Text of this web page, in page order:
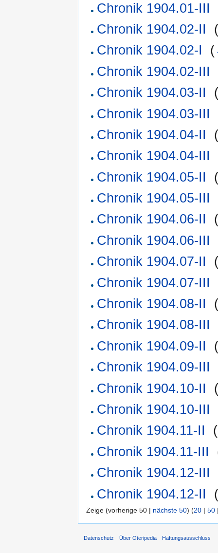
Chronik 1904.01-III
Chronik 1904.02-II
Chronik 1904.02-I
(
Chronik 1904.02-III
Chronik 1904.03-II
Chronik 1904.03-III
Chronik 1904.04-II
Chronik 1904.04-III
Chronik 1904.05-II
Chronik 1904.05-III
Chronik 1904.06-II
Chronik 1904.06-III
Chronik 1904.07-II
Chronik 1904.07-III
Chronik 1904.08-II
Chronik 1904.08-III
Chronik 1904.09-II
Chronik 1904.09-III
Chronik 1904.10-II
Chronik 1904.10-III
Chronik 1904.11-II
(
Chronik 1904.11-III
Chronik 1904.12-III
Chronik 1904.12-II
Zeige (vorherige 50 | nächste 50) (20 | 50
Datenschutz Über Oteripedia Haftungsausschluss